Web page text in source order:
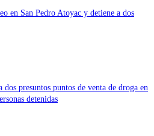
en San Pedro Atoyac y detiene a dos
dos presuntos puntos de venta de droga en
detenidas